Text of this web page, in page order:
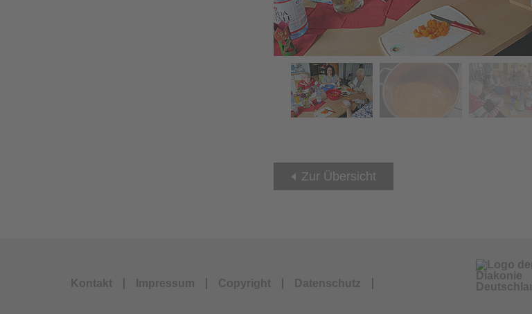
Zur Übersicht
Kontakt Impressum Copyright Datenschutz